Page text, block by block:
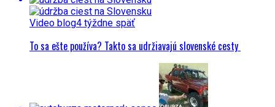
Video blog4 týždne späť
To sa ešte používa? Takto sa udržiavajú slovenské cesty